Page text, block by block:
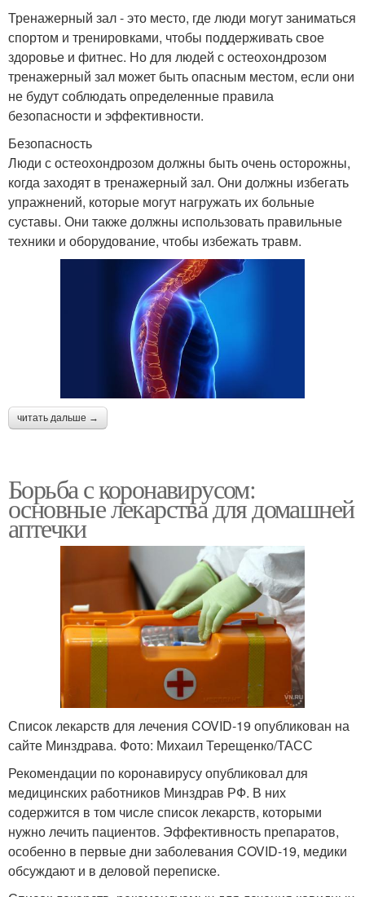
Тренажерный зал - это место, где люди могут заниматься
спортом и тренировками, чтобы поддерживать свое
здоровье и фитнес. Но для людей с остеохондрозом
тренажерный зал может быть опасным местом, если они
не будут соблюдать определенные правила
безопасности и эффективности.
Безопасность
Люди с остеохондрозом должны быть очень осторожны,
когда заходят в тренажерный зал. Они должны избегать
упражнений, которые могут нагружать их больные
суставы. Они также должны использовать правильные
техники и оборудование, чтобы избежать травм.
читать дальше →
Борьба с коронавирусом:
основные лекарства для домашней
аптечки
Список лекарств для лечения COVID-19 опубликован на
сайте Минздрава. Фото: Михаил Терещенко/ТАСС
Рекомендации по коронавирусу опубликовал для
медицинских работников Минздрав РФ. В них
содержится в том числе список лекарств, которыми
нужно лечить пациентов. Эффективность препаратов,
особенно в первые дни заболевания COVID-19, медики
обсуждают и в деловой переписке.